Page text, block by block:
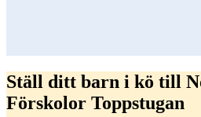
Ställ ditt barn i kö till
Förskolor Toppstugan